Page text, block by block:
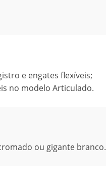
e engates flexíveis;
no modelo Articulado.
ou gigante branco.